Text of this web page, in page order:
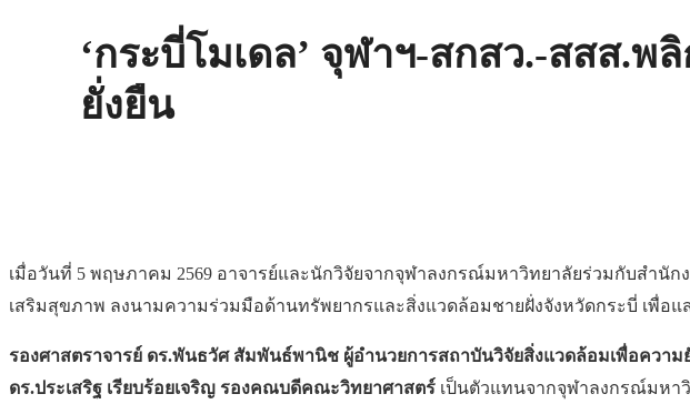
‘กระบี่โมเดล’ จุฬาฯ-สกสว.-สสส.
ยั่งยืน
เมื่อวันที่ 5 พฤษภาคม 2569 อาจารย์และนักวิจัยจากจุฬาลงกรณ์มหาวิทยาลัยร่วมกับสำ
เสริมสุขภาพ ลงนามความร่วมมือด้านทรัพยากรและสิ่งแวดล้อมชายฝั่งจังหวัดกระบี่ เพื่
รองศาสตราจารย์ ดร.พันธวัศ สัมพันธ์พานิช ผู้อำนวยการสถาบันวิจัยสิ่งแวดล้อมเพื่อคว
ดร.ประเสริฐ เรียบร้อยเจริญ รองคณบดีคณะวิทยาศาสตร์ เป็นตัวแทนจากจุฬาลงกรณ์มหา